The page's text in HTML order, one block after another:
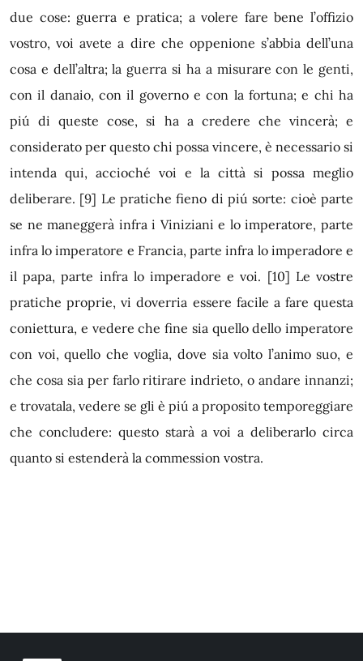
due cose: guerra e pratica; a volere fare bene l’offizio
vostro, voi avete a dire che oppenione s’abbia dell’una
cosa e dell’altra; la guerra si ha a misurare con le genti,
con il danaio, con il governo e con la fortuna; e chi ha
piú di queste cose, si ha a credere che vincerà; e
considerato per questo chi possa vincere, è necessario si
intenda qui, accioché voi e la città si possa meglio
deliberare. [9] Le pratiche fieno di piú sorte: cioè parte
se ne maneggerà infra i Viniziani e lo imperatore, parte
infra lo imperatore e Francia, parte infra lo imperadore e
il papa, parte infra lo imperadore e voi. [10] Le vostre
pratiche proprie, vi doverria essere facile a fare questa
coniettura, e vedere che fine sia quello dello imperatore
con voi, quello che voglia, dove sia volto l’animo suo, e
che cosa sia per farlo ritirare indrieto, o andare innanzi;
e trovatala, vedere se gli è piú a proposito temporeggiare
che concludere: questo starà a voi a deliberarlo circa
quanto si estenderà la commession vostra.